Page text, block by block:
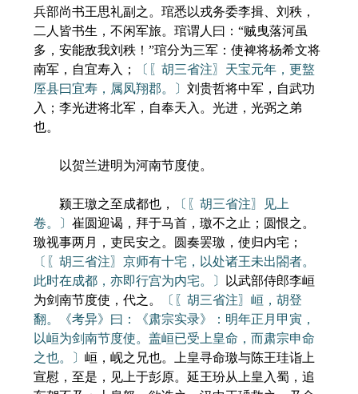
兵部尚书王思礼副之。琯悉以戎务委李揖、刘秩，
二人皆书生，不闲军旅。琯谓人曰：“贼曳落河虽
多，安能敌我刘秩！”琯分为三军：使裨将杨希文将
南军，自宜寿入；
〔〖胡三省注〗天宝元年，更盩
厔县曰宜寿，属凤翔郡。〕 刘贵哲将中军，自武功
入；李光进将北军，自奉天入。光进，光弼之弟
也。
以贺兰进明为河南节度使。
颍王璬之至成都也，
〔〖胡三省注〗见上
卷。〕 崔圆迎谒，拜于马首，璬不之止；圆恨之。
璬视事两月，吏民安之。圆奏罢璬，使归内宅；
〔〖胡三省注〗京师有十宅，以处诸王未出閤者。
此时在成都，亦即行宫为内宅。〕
以武部侍郎李峘
为剑南节度使，代之。
〔〖胡三省注〗峘，胡登
翻。《考异》曰：《肃宗实录》：明年正月甲寅，
以峘为剑南节度使。盖峘已受上皇命，而肃宗申命
之也。〕 峘，岘之兄也。上皇寻命璬与陈王珪诣上
宣慰，至是，见上于彭原。延王玢从上皇入蜀，追